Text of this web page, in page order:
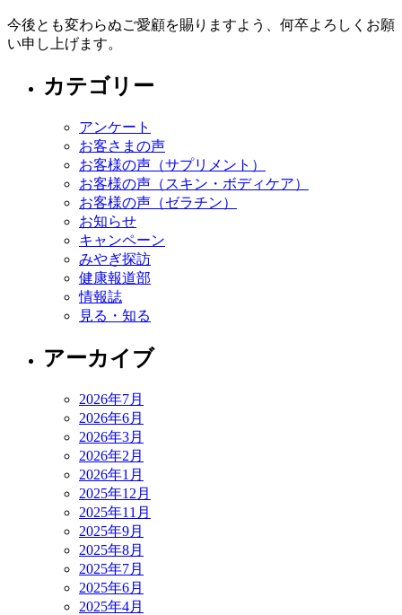
今後とも変わらぬご愛顧を賜りますよう、何卒よろしくお願
い申し上げます。
カテゴリー
アンケート
お客さまの声
お客様の声（サプリメント）
お客様の声（スキン・ボディケア）
お客様の声（ゼラチン）
お知らせ
キャンペーン
みやぎ探訪
健康報道部
情報誌
見る・知る
アーカイブ
2026年7月
2026年6月
2026年3月
2026年2月
2026年1月
2025年12月
2025年11月
2025年9月
2025年8月
2025年7月
2025年6月
2025年4月